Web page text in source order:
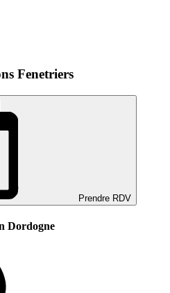
Fenetriers
Prendre RDV
Dordogne